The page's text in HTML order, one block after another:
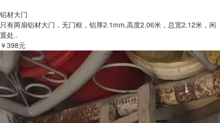
铝材大门
只有两扇铝材大门，无门框，铝厚2.1mm,高度2.06米，总宽2.12米，闲
置处..
￥398元